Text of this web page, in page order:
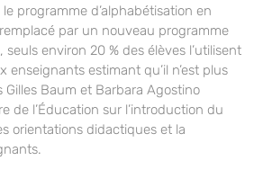
programme d’alphabétisation en
par un nouveau programme
seuls environ 20 % des élèves l’utilisent
enseignants estimant qu’il n’est plus
Baum et Barbara Agostino
de l’Éducation sur l’introduction du
orientations didactiques et la